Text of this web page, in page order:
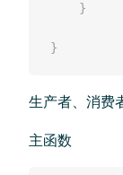
}
}
生产者、消费
主函数